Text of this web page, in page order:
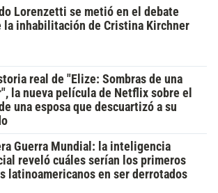
Lorenzetti se metió en el debate
la inhabilitación de Cristina Kirchner
real de "Elize: Sombras de una
la nueva película de Netflix sobre el
una esposa que descuartizó a su
Guerra Mundial: la inteligencia
reveló cuáles serían los primeros
latinoamericanos en ser derrotados